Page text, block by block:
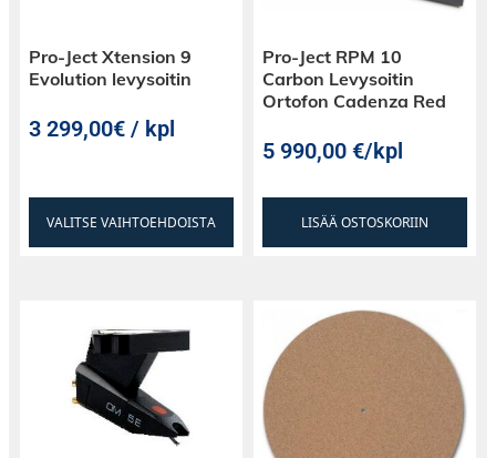
Pro-Ject Xtension 9
Evolution levysoitin
3 299,00€ / kpl
VALITSE VAIHTOEHDOISTA
Pro-Ject RPM 10
Carbon Levysoitin
Ortofon Cadenza Red
5 990,00€/kpl
LISÄÄ OSTOSKORIIN